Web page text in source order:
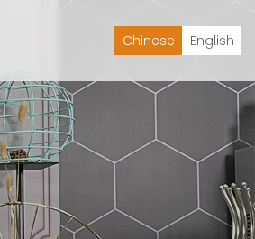
Chinese English